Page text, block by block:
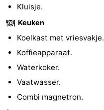
doen
Bezienswaardigheden
-
Musea
Monumenten
-
Kerken
Kluisje.
Keuken
Koelkast met vriesvakje.
Koffieapparaat.
Waterkoker.
Vaatwasser.
Combi magnetron.